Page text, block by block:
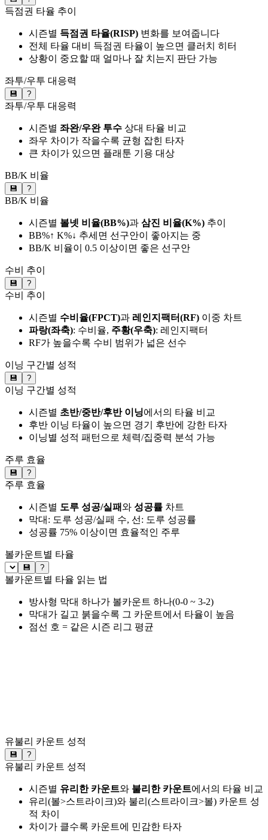
득점권 타율 추이
시즌별 득점권 타율(RISP) 변화를 보여줍니다
전체 타율 대비 득점권 타율이 높으면 클러치 히터
상황이 중요할 때 얼마나 잘 치는지 판단 가능
좌투/우투 대응력
💾 ?
좌투/우투 대응력
시즌별 좌완/우완 투수 상대 타율 비교
좌우 차이가 작을수록 균형 잡힌 타자
큰 차이가 있으면 플래툰 기용 대상
BB/K 비율
💾 ?
BB/K 비율
시즌별 볼넷 비율(BB%)과 삼진 비율(K%) 추이
BB%↑ K%↓ 추세면 선구안이 좋아지는 중
BB/K 비율이 0.5 이상이면 좋은 선구안
수비 추이
💾 ?
수비 추이
시즌별 수비율(FPCT)과 레인지팩터(RF) 이중 차트
파랑(좌축): 수비율, 주황(우축): 레인지팩터
RF가 높을수록 수비 범위가 넓은 선수
이닝 구간별 성적
💾 ?
이닝 구간별 성적
시즌별 초반/중반/후반 이닝에서의 타율 비교
후반 이닝 타율이 높으면 경기 후반에 강한 타자
이닝별 성적 패턴으로 체력/집중력 분석 가능
주루 효율
💾 ?
주루 효율
시즌별 도루 성공/실패와 성공률 차트
막대: 도루 성공/실패 수, 선: 도루 성공률
성공률 75% 이상이면 효율적인 주루
볼카운트별 타율
💾 ?
볼카운트별 타율 읽는 법
방사형 막대 하나가 볼카운트 하나(0-0 ~ 3-2)
막대가 길고 붉을수록 그 카운트에서 타율이 높음
점선 호 = 같은 시즌 리그 평균
유불리 카운트 성적
💾 ?
유불리 카운트 성적
시즌별 유리한 카운트와 불리한 카운트에서의 타율 비교
유리(볼>스트라이크)와 불리(스트라이크>볼) 카운트 성
적 차이
차이가 클수록 카운트에 민감한 타자